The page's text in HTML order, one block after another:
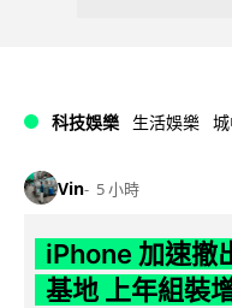
科技娛樂 生活娛樂
Vin 5 小時
iPhone 加速撤
基地 上年組裝